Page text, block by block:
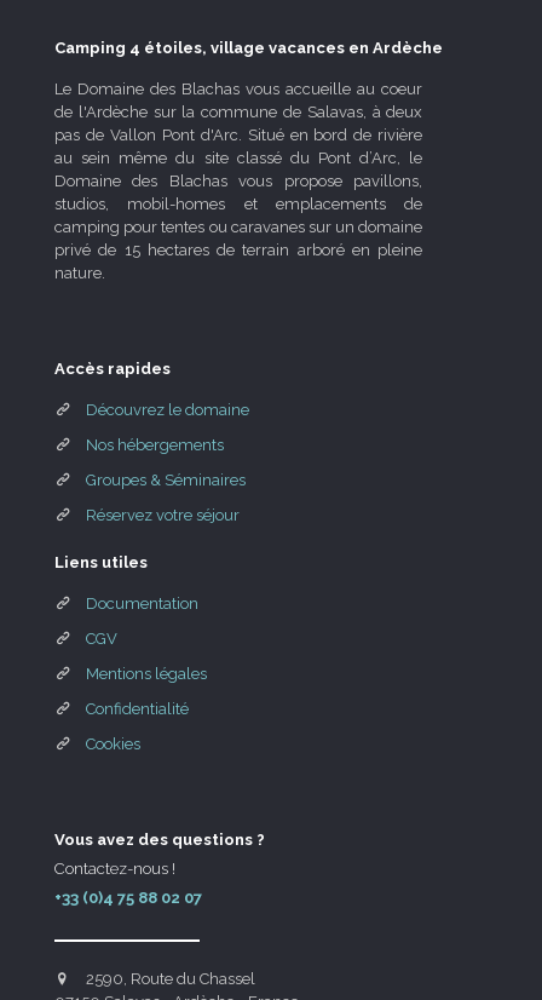
Camping 4 étoiles, village vacances en Ardèche
Le Domaine des Blachas vous accueille au coeur
de l'Ardèche sur la commune de Salavas, à deux
pas de Vallon Pont d'Arc. Situé en bord de rivière
au sein même du site classé du Pont d’Arc, le
Domaine des Blachas vous propose pavillons,
studios, mobil-homes et emplacements de
camping pour tentes ou caravanes sur un domaine
privé de 15 hectares de terrain arboré en pleine
nature.
Accès rapides
Découvrez le domaine
Nos hébergements
Groupes & Séminaires
Réservez votre séjour
Liens utiles
Documentation
CGV
Mentions légales
Confidentialité
Cookies
Vous avez des questions ?
Contactez-nous !
+33 (0)4 75 88 02 07
2590, Route du Chassel